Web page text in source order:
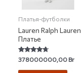
Платья-футболки
Lauren Ralph Lauren
Платье
Rated
4.50
out of 5
378000000,00Br